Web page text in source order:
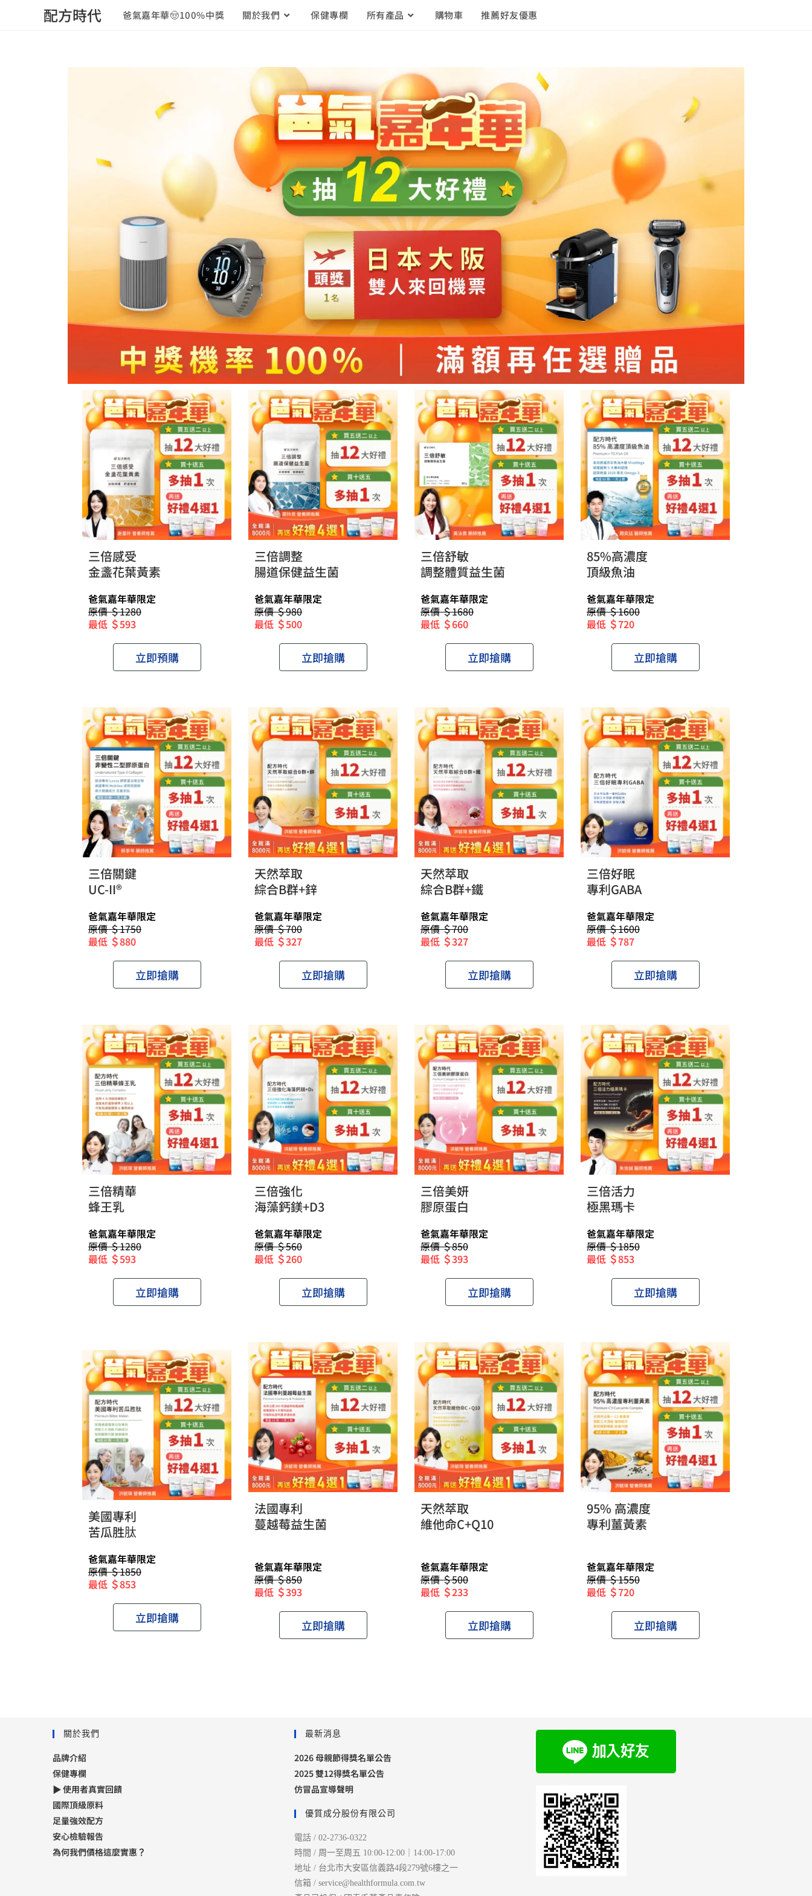
配方時代 爸氣嘉年華🤠100%中獎 關於我們 保健專欄 所有產品 購物車 推薦好友優惠
三倍感受
金盞花葉黃素
爸氣嘉年華限定
原價 ＄1280
最低 ＄593
立即預購
三倍調整
腸道保健益生菌
爸氣嘉年華限定
原價 ＄980
最低 ＄500
立即搶購
三倍舒敏
調整體質益生菌
爸氣嘉年華限定
原價 ＄1680
最低 ＄660
立即搶購
85%高濃度
頂級魚油
爸氣嘉年華限定
原價 ＄1600
最低 ＄720
立即搶購
三倍關鍵
UC-II®
爸氣嘉年華限定
原價 ＄1750
最低 ＄880
立即搶購
天然萃取
綜合B群+鋅
爸氣嘉年華限定
原價 ＄700
最低 ＄327
立即搶購
天然萃取
綜合B群+鐵
爸氣嘉年華限定
原價 ＄700
最低 ＄327
立即搶購
三倍好眠
專利GABA
爸氣嘉年華限定
原價 ＄1600
最低 ＄787
立即搶購
三倍精華
蜂王乳
爸氣嘉年華限定
原價 ＄1280
最低 ＄593
立即搶購
三倍強化
海藻鈣鎂+D3
爸氣嘉年華限定
原價 ＄560
最低 ＄260
立即搶購
三倍美妍
膠原蛋白
爸氣嘉年華限定
原價 ＄850
最低 ＄393
立即搶購
三倍活力
極黑瑪卡
爸氣嘉年華限定
原價 ＄1850
最低 ＄853
立即搶購
美國專利
苦瓜胜肽
爸氣嘉年華限定
原價 ＄1850
最低 ＄853
立即搶購
法國專利
蔓越莓益生菌
爸氣嘉年華限定
原價 ＄850
最低 ＄393
立即搶購
天然萃取
維他命C+Q10
爸氣嘉年華限定
原價 ＄500
最低 ＄233
立即搶購
95% 高濃度
專利薑黃素
爸氣嘉年華限定
原價 ＄1550
最低 ＄720
立即搶購
關於我們
品牌介紹
保健專欄
▶ 使用者真實回饋
國際頂級原料
足量強效配方
安心檢驗報告
為何我們價格這麼實惠？
最新消息
2026 母親節得獎名單公告
2025 雙12得獎名單公告
仿冒品宣導聲明
優質成分股份有限公司
電話 / 02-2736-0322
時間 / 周一至周五 10:00-12:00｜14:00-17:00
地址 / 台北市大安區信義路4段279號6樓之一
信箱 / service@healthformula.com.tw